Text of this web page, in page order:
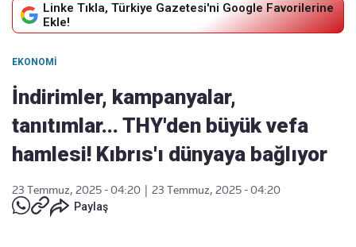
Linke Tıkla, Türkiye Gazetesi'ni Google Favorilerine
Ekle!
EKONOMI
İndirimler, kampanyalar,
tanıtımlar... THY'den büyük vefa
hamlesi! Kıbrıs'ı dünyaya bağlıyor
23 Temmuz, 2025 - 04:20
23 Temmuz, 2025 - 04:20
Paylaş